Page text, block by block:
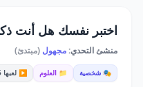
اختبر نفسك هل أنت
منشئ التحدي:مجهول (مبتدئ)
🎭 شخصية 📁 العلوم ▶️ لعبها 85